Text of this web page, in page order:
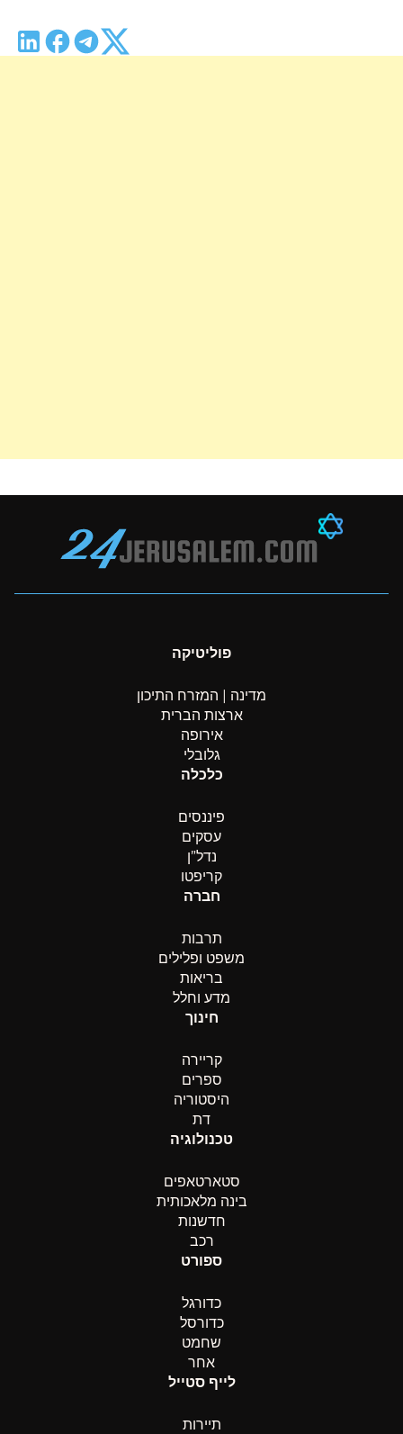
פוליטיקה
מדינה | המזרח התיכון
ארצות הברית
אירופה
גלובלי
כלכלה
פיננסים
עסקים
נדל”ן
קריפטו
חברה
תרבות
משפט ופלילים
בריאות
מדע וחלל
חינוך
קריירה
ספרים
היסטוריה
דת
טכנולוגיה
סטארטאפים
בינה מלאכותית
חדשנות
רכב
ספורט
כדורגל
כדורסל
שחמט
אחר
לייף סטייל
תיירות